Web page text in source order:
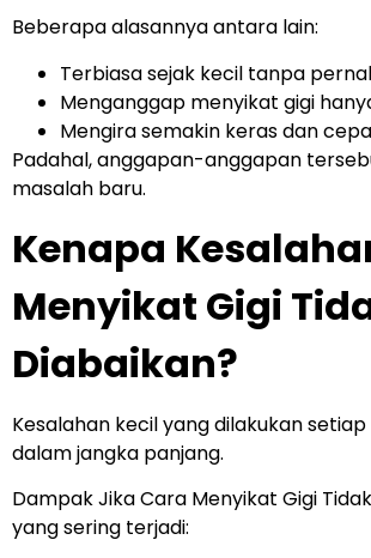
Beberapa alasannya antara lain:
Terbiasa sejak kecil tanpa
Menganggap menyikat gigi
Mengira semakin keras dan
Padahal, anggapan-anggapan
masalah baru.
Kenapa
Menyikat Gigi
Diabaikan?
Kesalahan kecil yang dilakukan
dalam jangka panjang.
Dampak Jika Cara Menyikat Gigi
yang sering terjadi: